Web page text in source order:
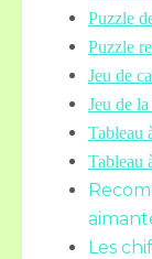
Puzzle
Puzzle
Jeu de
Jeu de
Tableau
Tableau
Les